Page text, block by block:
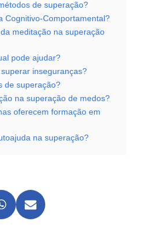
de superação?
Cognitivo-Comportamental?
meditação na superação
pode ajudar?
inseguranças?
de superação?
na superação de medos?
oferecem formação em
na superação?